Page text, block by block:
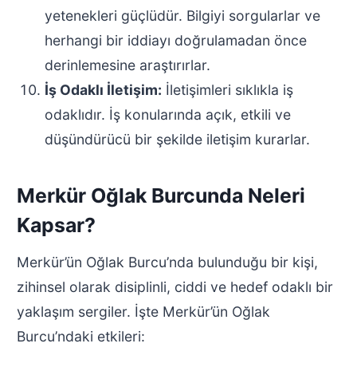
yetenekleri güçlüdür. Bilgiyi sorgularlar ve
herhangi bir iddiayı doğrulamadan önce
derinlemesine araştırırlar.
İş Odaklı İletişim: İletişimleri sıklıkla iş
odaklıdır. İş konularında açık, etkili ve
düşündürücü bir şekilde iletişim kurarlar.
Merkür Oğlak Burcunda Neleri
Kapsar?
Merkür’ün Oğlak Burcu’nda bulunduğu bir kişi,
zihinsel olarak disiplinli, ciddi ve hedef odaklı bir
yaklaşım sergiler. İşte Merkür’ün Oğlak
Burcu’ndaki etkileri: